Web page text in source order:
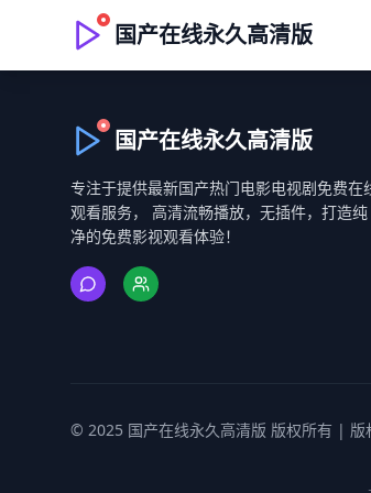
国产在线永久高清版
国产在线永久高清版
专注于提供最新国产热门电影电视剧免费在
观看服务， 高清流畅播放，无插件，打造纯
净的免费影视观看体验！
© 2025 国产在线永久高清版 版权所有 | 版